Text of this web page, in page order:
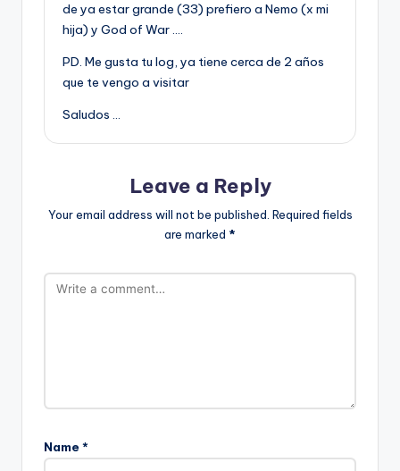
de ya estar grande (33) prefiero a Nemo (x mi
hija) y God of War ….
PD. Me gusta tu log, ya tiene cerca de 2 años
que te vengo a visitar
Saludos …
Leave a Reply
Your email address will not be published. Required fields
are marked *
Name *